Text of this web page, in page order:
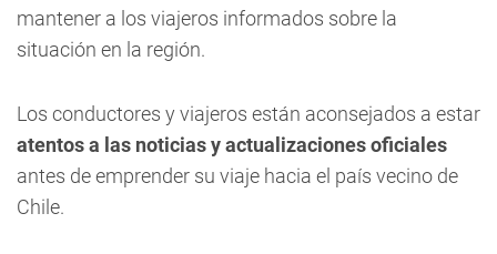
mantener a los viajeros informados sobre la
situación en la región.
Los conductores y viajeros están aconsejados a estar
atentos a las noticias y actualizaciones oficiales
antes de emprender su viaje hacia el país vecino de
Chile.